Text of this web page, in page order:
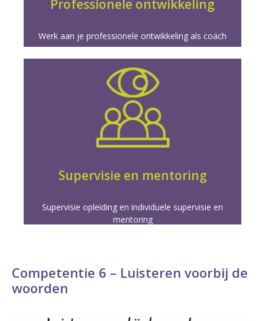
Professionele ontwikkeling
Werk aan je professionele ontwikkeling als coach
Supervisie en mentoring
Supervisie opleiding en individuele supervisie en
mentoring
vaardigheden voor meesterschap in coaching.
Meer info
Competentie 6 – Luisteren voorbij de
woorden